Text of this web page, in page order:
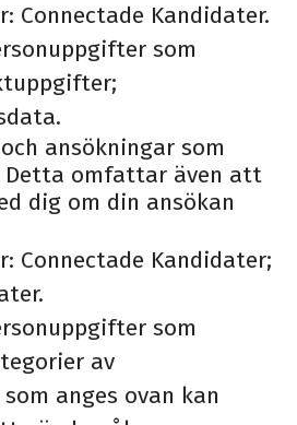
Connectade Kandidater.
som
ansökningar som
omfattar även att
dig om din ansökan
Connectade Kandidater;
som
av
anges ovan kan